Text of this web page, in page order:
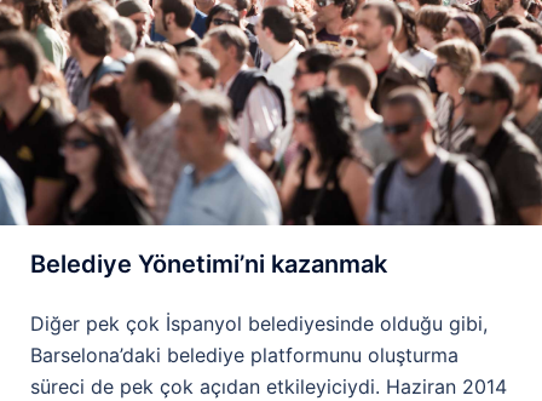
Belediye Yönetimi’ni kazanmak
Diğer pek çok İspanyol belediyesinde olduğu gibi,
Barselona’daki belediye platformunu oluşturma
süreci de pek çok açıdan etkileyiciydi. Haziran 2014